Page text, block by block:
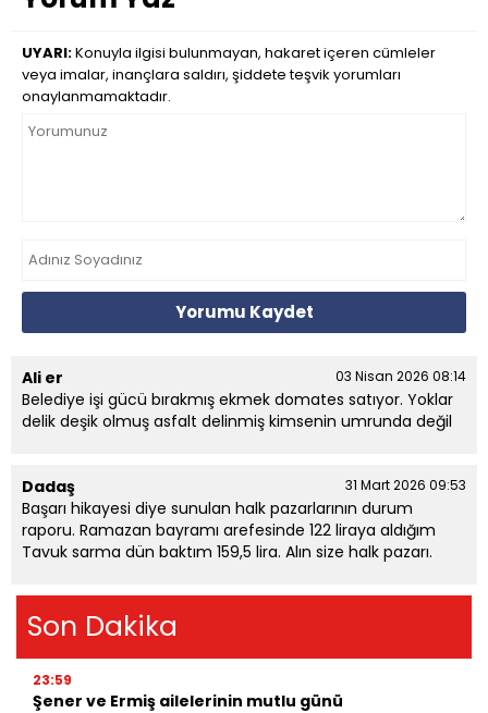
UYARI:Konuyla ilgisi bulunmayan, hakaret içeren cümleler
veya imalar, inançlara saldırı, şiddete teşvik yorumları
onaylanmamaktadır.
Yorumu Kaydet
Ali er 03 Nisan 2026 08:14
Belediye işi gücü bırakmış ekmek domates satıyor. Yoklar
delik deşik olmuş asfalt delinmiş kimsenin umrunda değil
Dadaş 31 Mart 2026 09:53
Başarı hikayesi diye sunulan halk pazarlarının durum
raporu. Ramazan bayramı arefesinde 122 liraya aldığım
Tavuk sarma dün baktım 159,5 lira. Alın size halk pazarı.
Son Dakika
23:59
Şener ve Ermiş ailelerinin mutlu günü